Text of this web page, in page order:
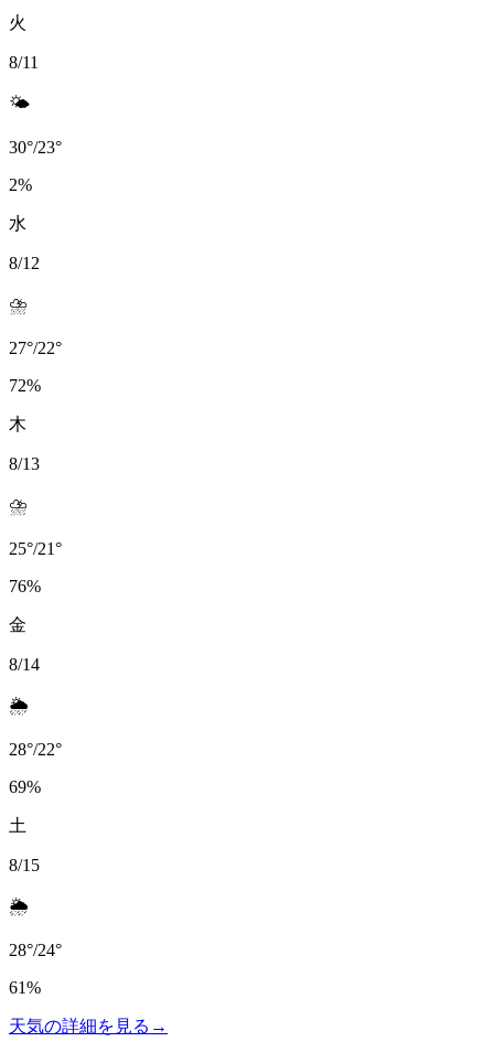
火
8/11
🌤️
30°/23°
2%
水
8/12
⛈️
27°/22°
72%
木
8/13
⛈️
25°/21°
76%
金
8/14
🌦️
28°/22°
69%
土
8/15
🌦️
28°/24°
61%
天気の詳細を見る →